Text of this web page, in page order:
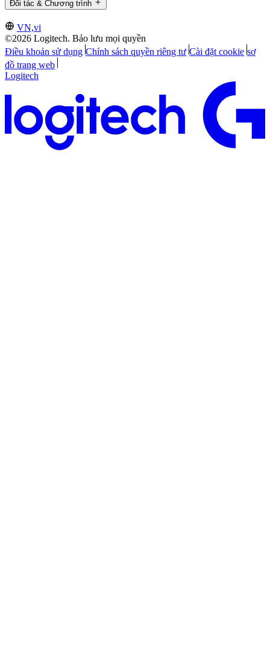
Đối tác & Chương trình
VN,vi
©2026 Logitech. Bảo lưu mọi quyền
Điều khoản sử dụng Chính sách quyền riêng tư Cài đặt cookie sơ
đồ trang web
Logitech